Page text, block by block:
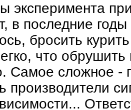
эксперимента
в последние
бросить
что
Самое сложное -
производители